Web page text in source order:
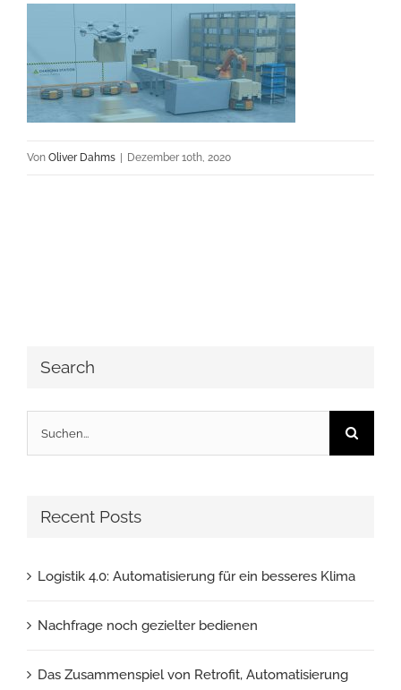
Von Oliver Dahms Dezember 10th, 2020
Search
Suche
nach:
Recent Posts
Logistik 4.0: Automatisierung für ein besseres Klima
Nachfrage noch gezielter bedienen
Das Zusammenspiel von Retrofit, Automatisierung